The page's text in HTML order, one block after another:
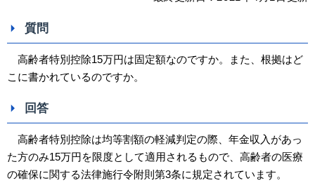
質問
高齢者特別控除15万円は固定額なのですか。また、根拠はど
こに書かれているのですか。
回答
高齢者特別控除は均等割額の軽減判定の際、年金収入があっ
た方のみ15万円を限度として適用されるもので、高齢者の医療
の確保に関する法律施行令附則第3条に規定されています。